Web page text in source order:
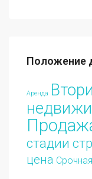
Положение
Аренда
стадии
цена